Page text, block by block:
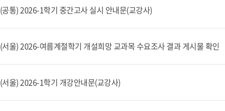
(공통) 2026-1학기 중간고사 실시 안내문(교강사)
(서울) 2026-여름계절학기 개설희망 교과목 수요조사 결과 게시물 확인
(서울) 2026-1학기 개강안내문(교강사)